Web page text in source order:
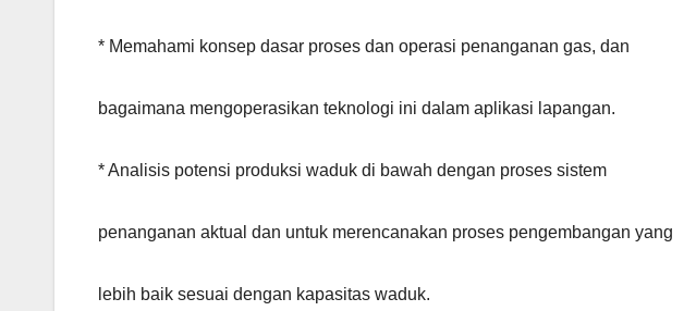
* Memahami konsep dasar proses dan operasi penanganan gas, dan
bagaimana mengoperasikan teknologi ini dalam aplikasi lapangan.
* Analisis potensi produksi waduk di bawah dengan proses sistem
penanganan aktual dan untuk merencanakan proses pengembangan yang
lebih baik sesuai dengan kapasitas waduk.